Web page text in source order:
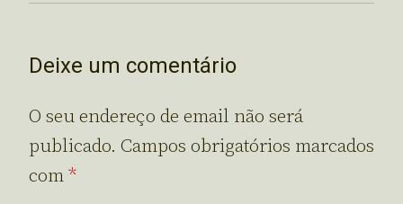
Deixe um comentário
O seu endereço de email não será
publicado. Campos obrigatórios marcados
com*